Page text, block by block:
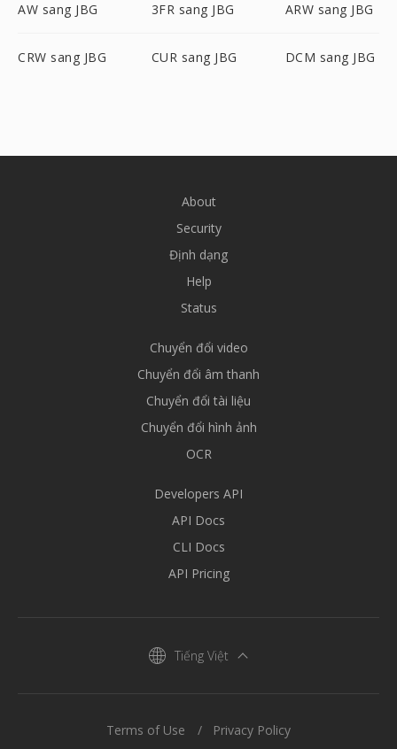
AW sang JBG 3FR sang JBG ARW sang JBG
CRW sang JBG CUR sang JBG DCM sang JBG
About
Security
Định dạng
Help
Status
Chuyển đổi video
Chuyển đổi âm thanh
Chuyển đổi tài liệu
Chuyển đổi hình ảnh
OCR
Developers API
API Docs
CLI Docs
API Pricing
Tiếng Việt
Terms of Use Privacy Policy